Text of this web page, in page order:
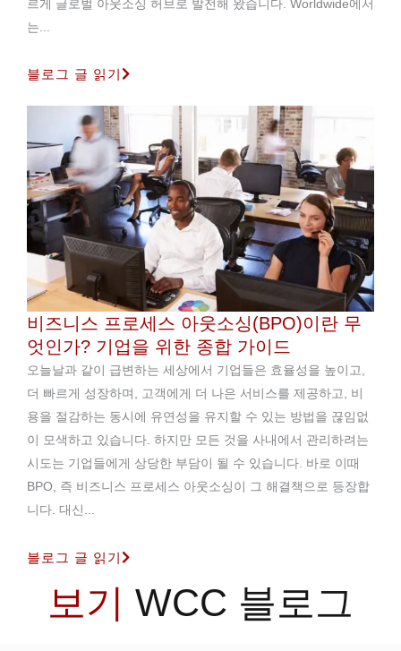
르게 글로벌 아웃소싱 허브로 발전해 왔습니다. Worldwide에서
는...
블로그 글 읽기
비즈니스 프로세스 아웃소싱(BPO)이란 무
엇인가? 기업을 위한 종합 가이드
오늘날과 같이 급변하는 세상에서 기업들은 효율성을 높이고,
더 빠르게 성장하며, 고객에게 더 나은 서비스를 제공하고, 비
용을 절감하는 동시에 유연성을 유지할 수 있는 방법을 끊임없
이 모색하고 있습니다. 하지만 모든 것을 사내에서 관리하려는
시도는 기업들에게 상당한 부담이 될 수 있습니다. 바로 이때
BPO, 즉 비즈니스 프로세스 아웃소싱이 그 해결책으로 등장합
니다. 대신...
블로그 글 읽기
보기 WCC 블로그